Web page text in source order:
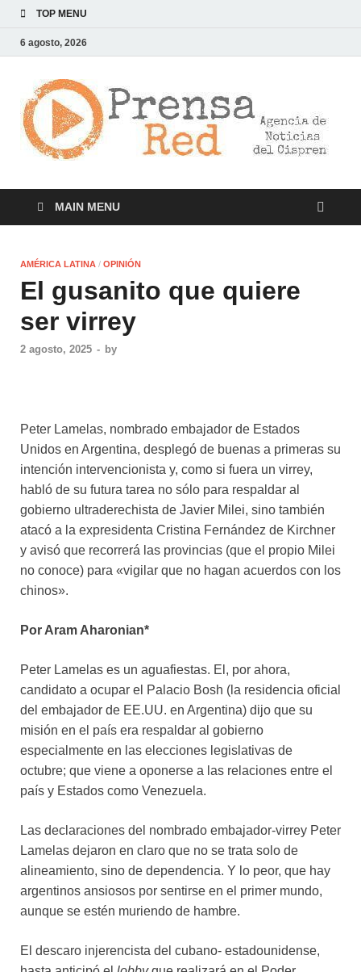
TOP MENU
6 agosto, 2026
MAIN MENU
AMÉRICA LATINA / OPINIÓN
El gusanito que quiere
ser virrey
2 agosto, 2025 - by
Peter Lamelas, nombrado embajador de Estados
Unidos en Argentina, desplegó de buenas a primeras su
intención intervencionista y, como si fuera un virrey,
habló de su futura tarea no sólo para respaldar al
gobierno ultraderechista de Javier Milei, sino también
atacó a la expresidenta Cristina Fernández de Kirchner
y avisó que recorrerá las provincias (que el propio Milei
no conoce) para «vigilar que no hagan acuerdos con los
chinos».
Por Aram Aharonian*
Peter Lamelas es un aguafiestas. El, por ahora,
candidato a ocupar el Palacio Bosh (la residencia oficial
del embajador de EE.UU. en Argentina) dijo que su
misión en el país era respaldar al gobierno
especialmente en las elecciones legislativas de
octubre; que viene a oponerse a las relaciones entre el
país y Estados como Venezuela.
Las declaraciones del nombrado embajador-virrey Peter
Lamelas dejaron en claro que no se trata solo de
alineamiento, sino de dependencia. Y lo peor, que hay
argentinos ansiosos por sentirse en el primer mundo,
aunque se estén muriendo de hambre.
El descaro injerencista del cubano- estadounidense,